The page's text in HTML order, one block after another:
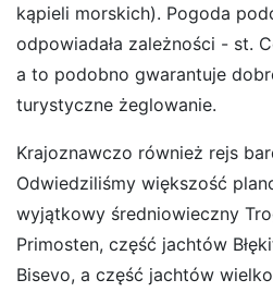
kąpieli morskich). Pogoda
odpowiadała zależności - st.
a to podobno gwarantuje
turystyczne żeglowanie.
Krajoznawczo również rejs
Odwiedziliśmy większość
wyjątkowy średniowieczny
Primosten, część jachtów
Bisevo, a część jachtów